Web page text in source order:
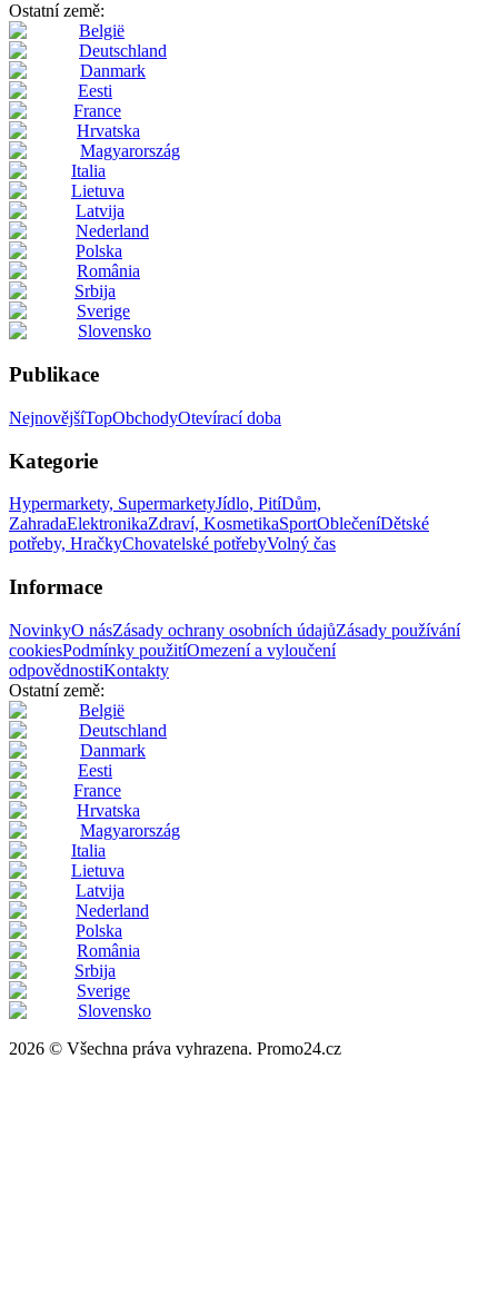
Ostatní země:
België
Deutschland
Danmark
Eesti
France
Hrvatska
Magyarország
Italia
Lietuva
Latvija
Nederland
Polska
România
Srbija
Sverige
Slovensko
Publikace
NejnovějšíTopObchodyOtevírací doba
Kategorie
Hypermarkety, SupermarketyJídlo, PitíDům,
ZahradaElektronikaZdraví, KosmetikaSportOblečeníDětské
potřeby, HračkyChovatelské potřebyVolný čas
Informace
NovinkyO násZásady ochrany osobních údajůZásady používání
cookiesPodmínky použitíOmezení a vyloučení
odpovědnostiKontakty
Ostatní země:
België
Deutschland
Danmark
Eesti
France
Hrvatska
Magyarország
Italia
Lietuva
Latvija
Nederland
Polska
România
Srbija
Sverige
Slovensko
2026 © Všechna práva vyhrazena. Promo24.cz